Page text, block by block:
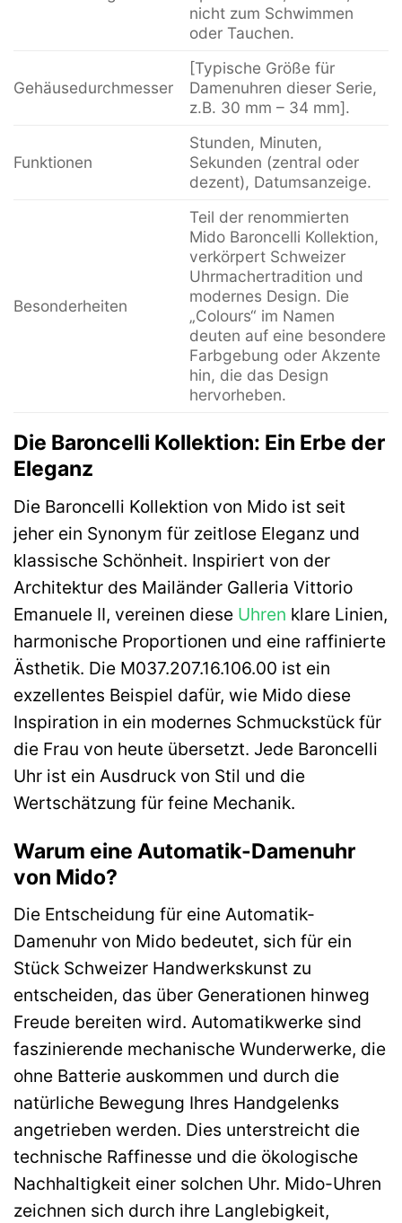
nicht zum Schwimmen
oder Tauchen.
Gehäusedurchmesser
[Typische Größe für
Damenuhren dieser Serie,
z.B. 30 mm – 34 mm].
Funktionen
Stunden, Minuten,
Sekunden (zentral oder
dezent), Datumsanzeige.
Besonderheiten
Teil der renommierten
Mido Baroncelli Kollektion,
verkörpert Schweizer
Uhrmachertradition und
modernes Design. Die
„Colours“ im Namen
deuten auf eine besondere
Farbgebung oder Akzente
hin, die das Design
hervorheben.
Die Baroncelli Kollektion: Ein Erbe der
Eleganz
Die Baroncelli Kollektion von Mido ist seit
jeher ein Synonym für zeitlose Eleganz und
klassische Schönheit. Inspiriert von der
Architektur des Mailänder Galleria Vittorio
Emanuele II, vereinen diese Uhren klare Linien,
harmonische Proportionen und eine raffinierte
Ästhetik. Die M037.207.16.106.00 ist ein
exzellentes Beispiel dafür, wie Mido diese
Inspiration in ein modernes Schmuckstück für
die Frau von heute übersetzt. Jede Baroncelli
Uhr ist ein Ausdruck von Stil und die
Wertschätzung für feine Mechanik.
Warum eine Automatik-Damenuhr
von Mido?
Die Entscheidung für eine Automatik-
Damenuhr von Mido bedeutet, sich für ein
Stück Schweizer Handwerkskunst zu
entscheiden, das über Generationen hinweg
Freude bereiten wird. Automatikwerke sind
faszinierende mechanische Wunderwerke, die
ohne Batterie auskommen und durch die
natürliche Bewegung Ihres Handgelenks
angetrieben werden. Dies unterstreicht die
technische Raffinesse und die ökologische
Nachhaltigkeit einer solchen Uhr. Mido-Uhren
zeichnen sich durch ihre Langlebigkeit,